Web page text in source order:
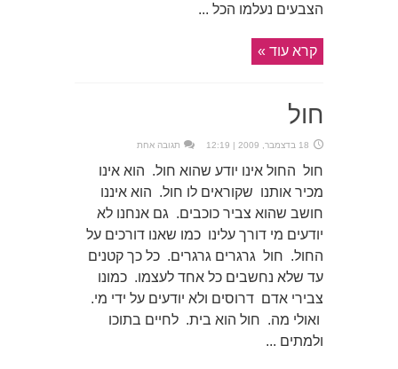
הצבעים נעלמו הכל ...
קרא עוד »
חול
18 בדצמבר, 2009 | 12:19 תגובה אחת
חול החול אינו יודע שהוא חול. הוא אינו
מכיר אותנו שקוראים לו חול. הוא איננו
חושב שהוא צביר כוכבים. גם אנחנו לא
יודעים מי דורך עלינו כמו שאנו דורכים על
החול. חול גרגרים גרגרים. כל כך קטנים
עד שלא נחשבים כל אחד לעצמו. כמונו
צבירי אדם דרוסים ולא יודעים על ידי מי.
ואולי מה. חול הוא בית. לחיים בתוכו
ולמתים ...